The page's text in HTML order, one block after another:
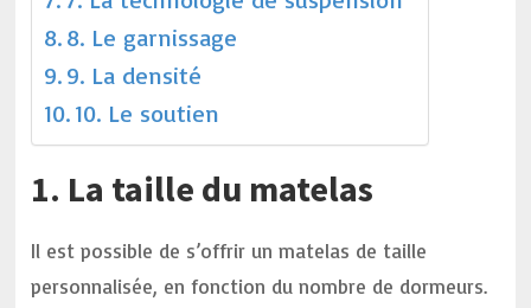
8. Le garnissage
9. La densité
10. Le soutien
1. La taille du matelas
Il est possible de s’offrir un matelas de taille
personnalisée, en fonction du nombre de dormeurs.